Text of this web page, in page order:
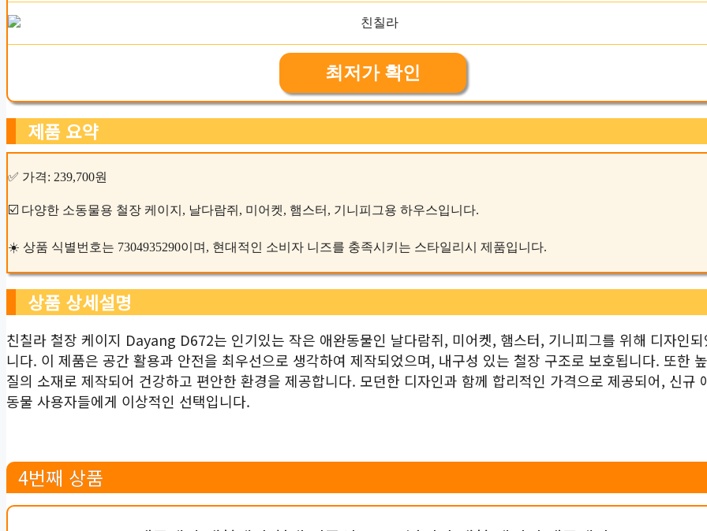
최저가 확인
제품 요약
✅ 가격: 239,700원
☑️ 다양한 소동물용 철장 케이지, 날다람쥐, 미어켓, 햄스터, 기니피그용 하우스입니다.
☀️ 상품 식별번호는 7304935290이며, 현대적인 소비자 니즈를 충족시키는 스타일리시 제품입니다.
상품 상세설명
친칠라 철장 케이지 Dayang D672는 인기있는 작은 애완동물인 날다람쥐, 미어켓, 햄스터, 기니피그를 위해 디자인되
니다. 이 제품은 공간 활용과 안전을 최우선으로 생각하여 제작되었으며, 내구성 있는 철장 구조로 보호됩니다. 또한
질의 소재로 제작되어 건강하고 편안한 환경을 제공합니다. 모던한 디자인과 함께 합리적인 가격으로 제공되어, 신규
동물 사용자들에게 이상적인 선택입니다.
4번째 상품